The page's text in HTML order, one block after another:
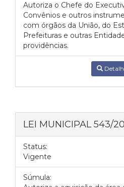
Autoriza o Chefe do
Convênios e outros
com órgãos da União, do
Prefeituras e outras
providências.
LEI MUNICIPAL 543/
Status:
Vigente
Súmula: